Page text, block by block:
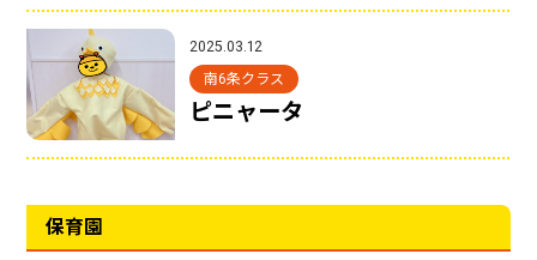
2025.03.12
南6条クラス
ピニャータ
保育園